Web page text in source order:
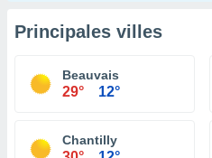
Principales villes
Beauvais
29° 12°
Chantilly